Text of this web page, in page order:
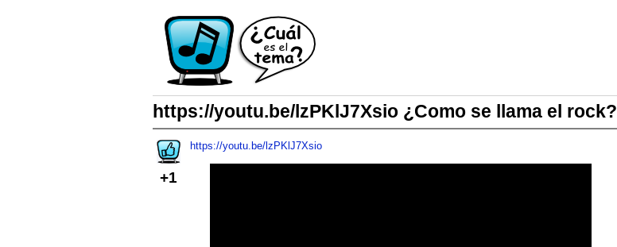
https://youtu.be/lzPKlJ7Xsio ¿Como se llama el rock?
+1
https://youtu.be/lzPKlJ7Xsio